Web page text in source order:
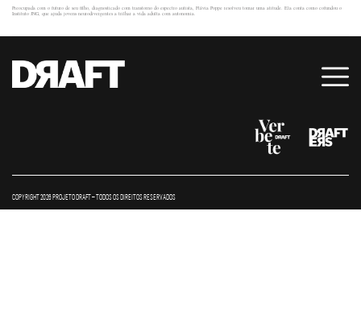
Preocupada com o futuro de seu filho, diagnosticado com transtorno do espectro autista, Flávia Poppe resolveu tomar uma atitude. Ela conta como cofundou o
Instituto JNG, que ajuda jovens neurodivergentes a trilhar a vida adulta com autonomia.
COPYRIGHT 2026 PROJETO DRAFT – TODOS OS DIREITOS RESERVADOS